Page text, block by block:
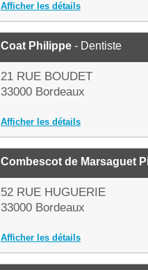
Afficher les détails
Coat Philippe - Dentiste
21 RUE BOUDET
33000 Bordeaux
Afficher les détails
Combescot de Marsaguet
52 RUE HUGUERIE
33000 Bordeaux
Afficher les détails